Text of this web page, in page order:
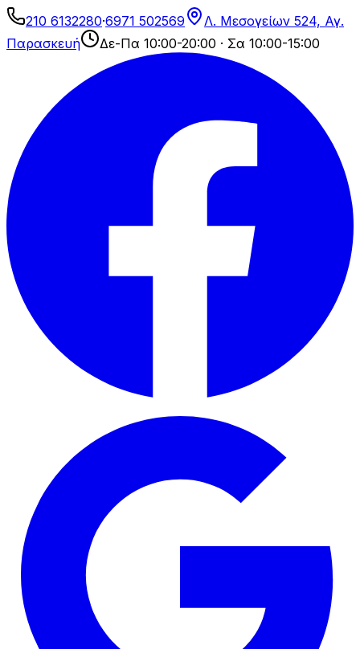
210 6132280·6971 502569
Λ. Μεσογείων 524, Αγ.
Παρασκευή
Δε-Πα 10:00-20:00 · Σα 10:00-15:00